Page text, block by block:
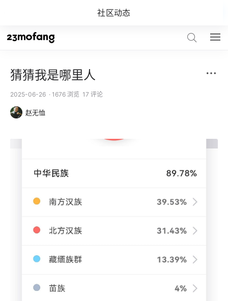
关注「23魔方」，解开你的基因密码社区动态
猜猜我是哪里人
2025-06-26 · 1676 浏览 17 评论
赵无恤